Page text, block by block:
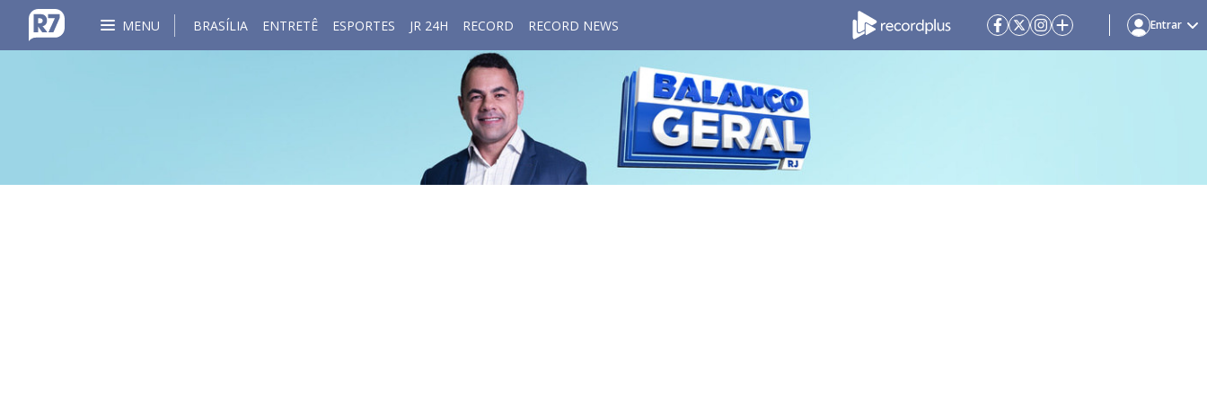
MENU BRASÍLIA ENTRETÊ ESPORTES JR 24H RECORD RECORD NEWS Entrar